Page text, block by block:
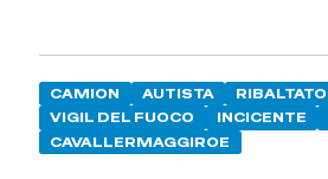
CAMION AUTISTA
RIBALTATO
VIGIL DEL FUOCO
INCICENTE
CAVALLERMAGGIROE